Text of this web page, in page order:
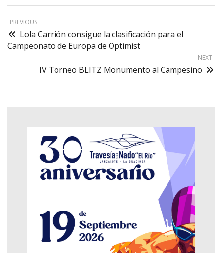
PREVIOUS
Lola Carrión consigue la clasificación para el
Campeonato de Europa de Optimist
NEXT
IV Torneo BLITZ Monumento al Campesino